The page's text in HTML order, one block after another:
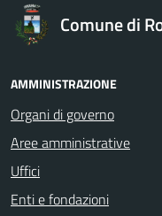
Comune di
AMMINISTRAZIONE
Organi di governo
Aree amministrative
Uffici
Enti e fondazioni